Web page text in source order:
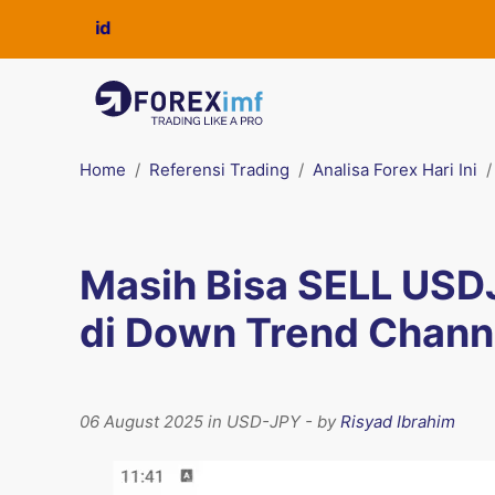
Home Referensi Trading Analisa Forex Hari Ini
Masih Bisa SELL
di Down Trend
06 August 2025 in USD-JPY - byRisyad Ibrahim